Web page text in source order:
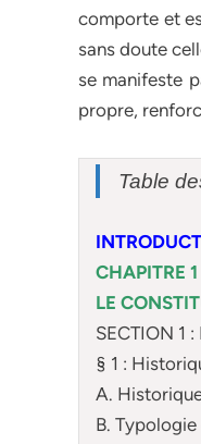
comporte et
sans doute
se manifeste
propre,
Table
CHAPITRE
LE
SECTION 1
§ 1 :
A.
B.